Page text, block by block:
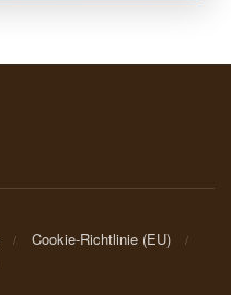
Cookie-Richtlinie (EU)